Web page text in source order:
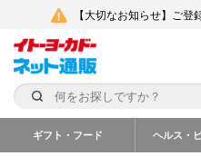
【大切なお知らせ】ご
ギフト・フード ヘルス・